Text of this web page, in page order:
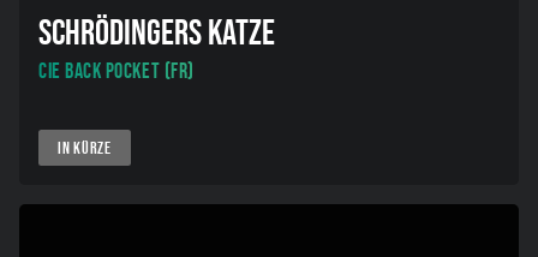
SCHRÖDINGERS KATZE
Cie Back Pocket (FR)
IN KÜRZE